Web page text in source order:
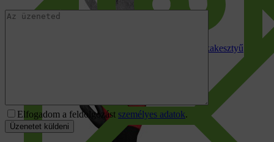
Textil munkakesztyű
Elfogadom a feldolgozást személyes adatok.